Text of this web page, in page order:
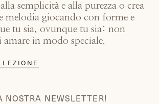
semplicità e alla purezza o crea
melodia giocando con forme e
tu sia, ovunque tu sia: non
amare in modo speciale.
NOSTRA NEWSLETTER!